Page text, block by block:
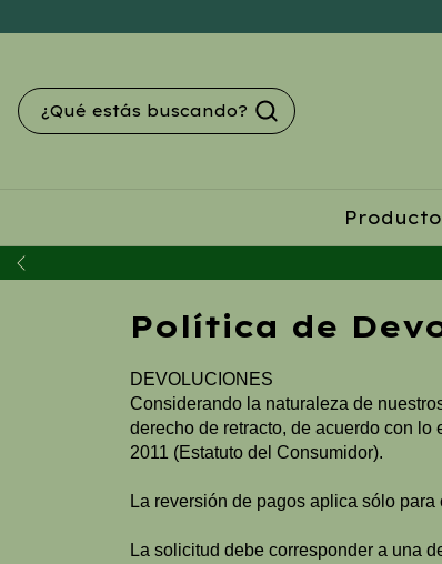
Política de
DEVOLUCIONES
Considerando la naturaleza de
derecho de retracto, de acuerdo con
2011 (Estatuto del Consumidor).
La reversión de pagos aplica sólo
La solicitud debe corresponder a una